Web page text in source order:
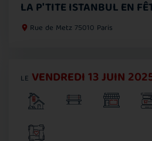
LA P'TITE ISTANBUL EN
Rue de Metz 75010 Paris
LE VENDREDI 13 JUIN